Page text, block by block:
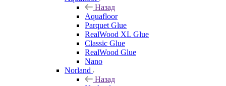
Назад
Aquafloor
Parquet Glue
RealWood XL Glue
Classic Glue
RealWood Glue
Nano
Norland
Назад